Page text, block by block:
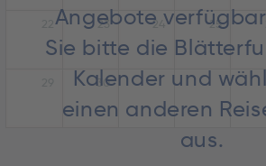
Angebote
Sie bitte die
Kalender und
einen anderen
aus.
23 24 25
30